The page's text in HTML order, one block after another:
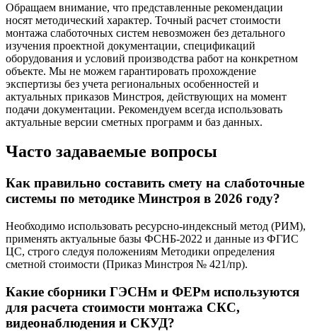
Обращаем внимание, что представленные рекомендации
носят методический характер. Точный расчет стоимости
монтажа слаботочных систем невозможен без детального
изучения проектной документации, спецификаций
оборудования и условий производства работ на конкретном
объекте. Мы не можем гарантировать прохождение
экспертизы без учета региональных особенностей и
актуальных приказов Минстроя, действующих на момент
подачи документации. Рекомендуем всегда использовать
актуальные версии сметных программ и баз данных.
Часто задаваемые вопросы
Как правильно составить смету на слаботочные
системы по методике Минстроя в 2026 году?
Необходимо использовать ресурсно-индексный метод (РИМ),
применять актуальные базы ФСНБ-2022 и данные из ФГИС
ЦС, строго следуя положениям Методики определения
сметной стоимости (Приказ Минстроя № 421/пр).
Какие сборники ГЭСНм и ФЕРм используются
для расчета стоимости монтажа СКС,
видеонаблюдения и СКУД?